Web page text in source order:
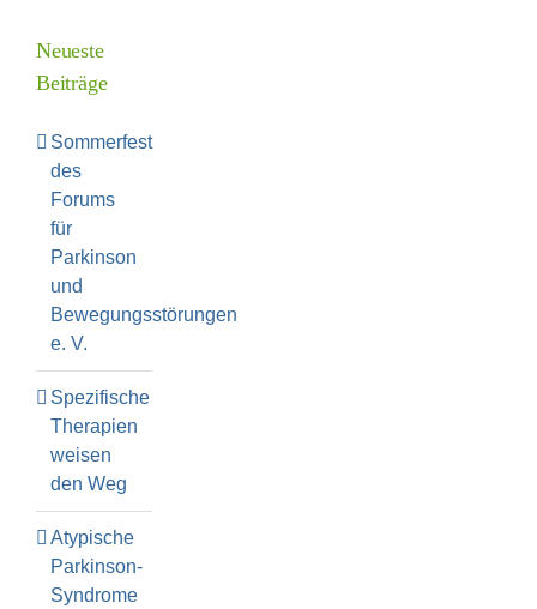
Neueste
Beiträge
Sommerfest
des
Forums
für
Parkinson
und
Bewegungsstörungen
e. V.
Spezifische
Therapien
weisen
den Weg
Atypische
Parkinson-
Syndrome